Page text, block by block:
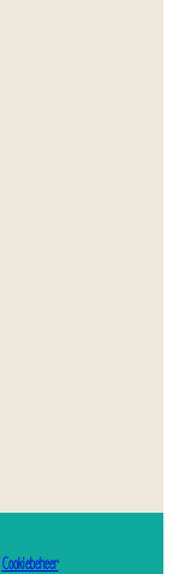
Cookiebeheer